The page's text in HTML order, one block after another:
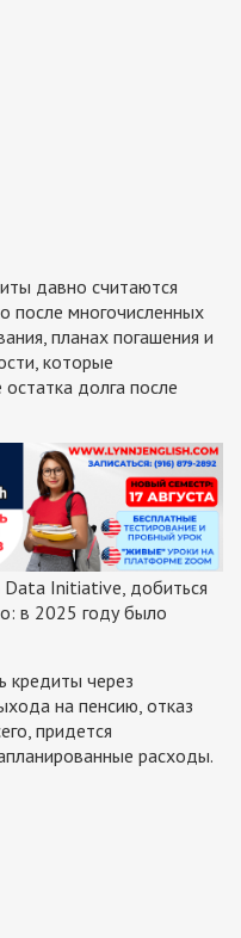
давно считаются
после многочисленных
планах погашения и
которые
долга после
Data Initiative, добиться
в 2025 году было
кредиты через
на пенсию, отказ
придется
расходы.